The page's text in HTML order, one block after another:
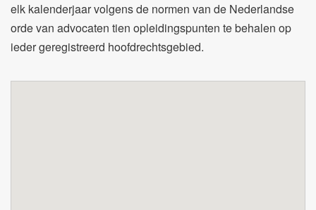
elk kalenderjaar volgens de normen van de Nederlandse
orde van advocaten tien opleidingspunten te behalen op
ieder geregistreerd hoofdrechtsgebied.